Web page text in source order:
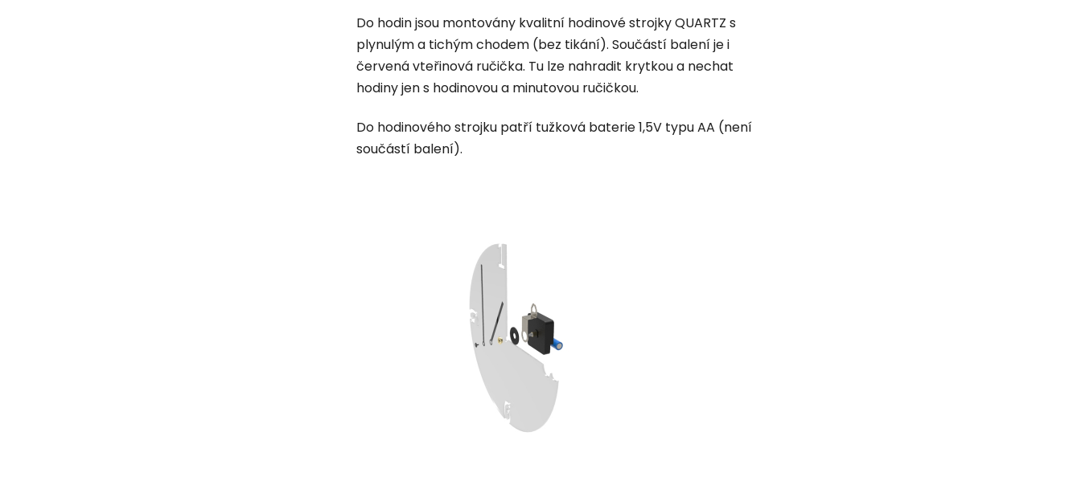
Do hodin jsou montovány kvalitní hodinové strojky QUARTZ s
plynulým a tichým chodem (bez tikání). Součástí balení je i
červená vteřinová ručička. Tu lze nahradit krytkou a nechat
hodiny jen s hodinovou a minutovou ručičkou.
Do hodinového strojku patří tužková baterie 1,5V typu AA (není
součástí balení).